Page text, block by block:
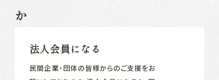
か
法人会員になる
民間企業‧団体の皆様からのご支援をお